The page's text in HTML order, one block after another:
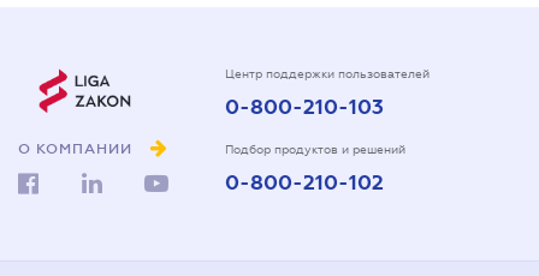
О КОМПАНИИ
Центр поддержки пользователей
0-800-210-103
Подбор продуктов и решений
0-800-210-102